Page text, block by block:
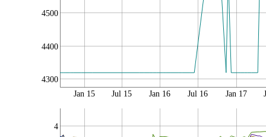
4300
4400
4500
Jan 15 Jul 15 Jan 16 Jul 16 Jan 17
4